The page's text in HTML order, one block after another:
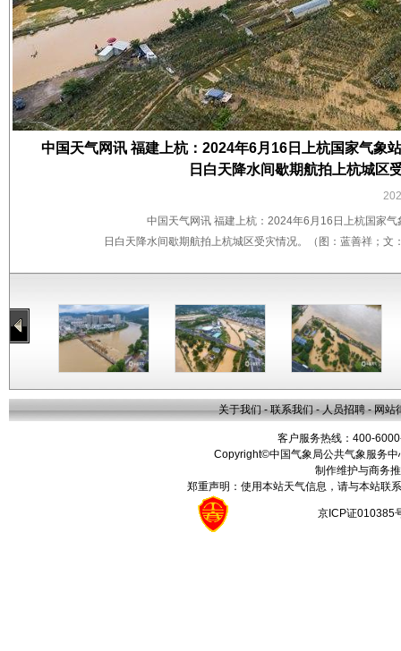
中国天气网讯 福建上杭：2024年6月16日上杭国家气象
日白天降水间歇期航拍上杭城区
中国天气网讯 福建上杭：2024年6月16日上杭国家气
日白天降水间歇期航拍上杭城区受灾情况。（图：​蓝善祥；文
关于我们 - 联系我们 - 人员招聘 - 网站
客户服务热线：400-
Copyright©中国气象局公共气象服务
制作维护与商务
郑重声明：使用本站天气信息，请与本站联
京ICP证010385